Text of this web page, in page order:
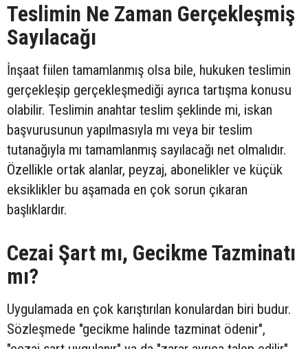
Teslimin Ne Zaman Gerçekleşmiş
Sayılacağı
İnşaat fiilen tamamlanmış olsa bile, hukuken teslimin
gerçekleşip gerçekleşmediği ayrıca tartışma konusu
olabilir. Teslimin anahtar teslim şeklinde mi, iskan
başvurusunun yapılmasıyla mı veya bir teslim
tutanağıyla mı tamamlanmış sayılacağı net olmalıdır.
Özellikle ortak alanlar, peyzaj, abonelikler ve küçük
eksiklikler bu aşamada en çok sorun çıkaran
başlıklardır.
Cezai Şart mı, Gecikme Tazminatı
mı?
Uygulamada en çok karıştırılan konulardan biri budur.
Sözleşmede "gecikme halinde tazminat ödenir",